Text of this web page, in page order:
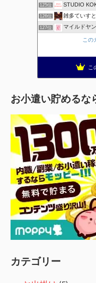
125位 STUDIO
126位 雑多ていす
127位 マイルドヤ
この
こ
お小遣い貯めるな
カテゴリー